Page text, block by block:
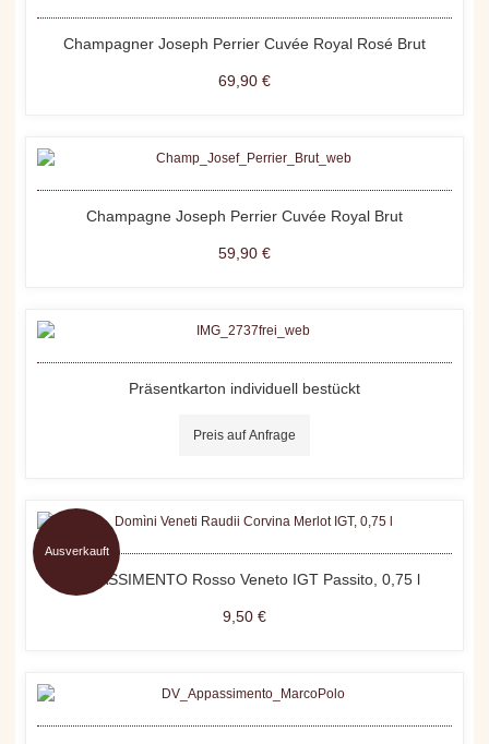
Champagner Joseph Perrier Cuvée Royal Rosé Brut
69,90 €
Champagne Joseph Perrier Cuvée Royal Brut
59,90 €
Präsentkarton individuell bestückt
Preis auf Anfrage
Ausverkauft
APPASSIMENTO Rosso Veneto IGT Passito, 0,75 l
9,50 €